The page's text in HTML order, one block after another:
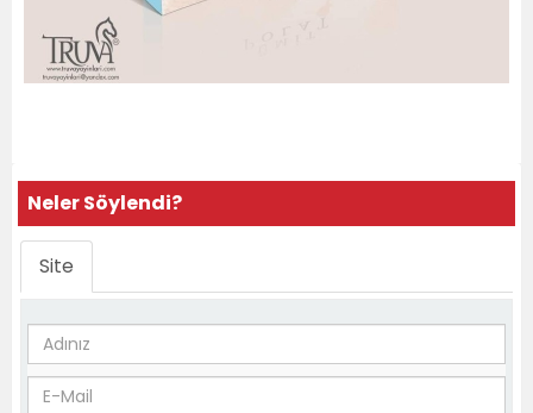
Neler Söylendi?
Site